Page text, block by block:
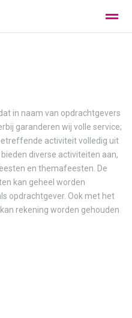
in naam van opdrachtgevers
garanderen wij volle service;
activiteit volledig uit
diverse activiteiten aan,
en themafeesten. De
kan geheel worden
opdrachtgever. Ook met het
rekening worden gehouden